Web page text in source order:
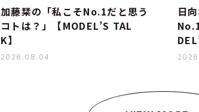
加藤栞の「私こそNo.1だと思う
コトは？」【MODEL’S TAL
K】
2026.08.04
日